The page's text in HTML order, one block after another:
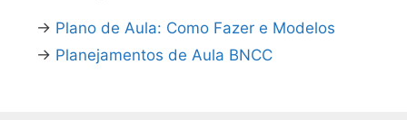
→ Plano de Aula: Como Fazer e Modelos
→ Planejamentos de Aula BNCC